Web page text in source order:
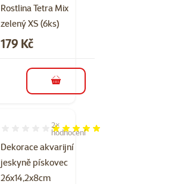
Rostlina Tetra Mix
zelený XS (6ks)
Cena
179 Kč
do košíku
Dekorace akvarijní
jeskyně pískovec
26x14,2x8cm
Hodnocení 100%, počet hodnocení: 2
2×
hodnocení